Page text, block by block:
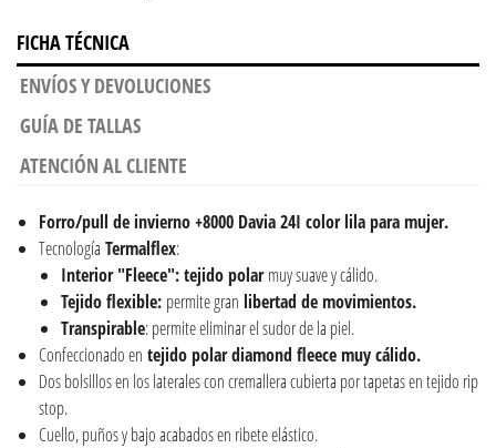
FICHA TÉCNICA
ENVÍOS Y DEVOLUCIONES
GUÍA DE TALLAS
ATENCIÓN AL CLIENTE
Forro/pull de invierno +8000 Davia 24I color lila para mujer.
Tecnología Termalflex:
Interior "Fleece": tejido polarmuy suave y cálido.
Tejido flexible: permite gran libertad de movimientos.
Transpirable: permite eliminar el sudor de la piel.
Confeccionado en tejido polar diamond fleece muy cálido.
Dos bolsillos en los laterales con cremallera cubierta por tapetas en tejido rip
stop.
Cuello, puños y bajo acabados en ribete elástico.